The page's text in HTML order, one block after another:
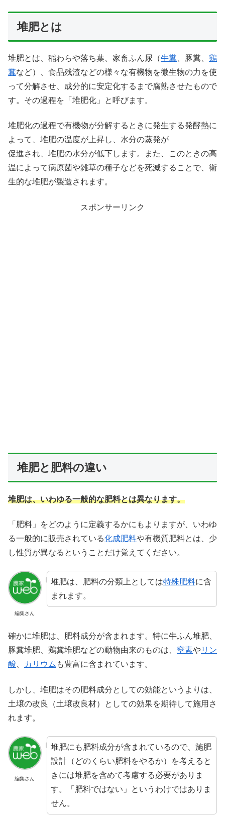
堆肥とは
堆肥とは、稲わらや落ち葉、家畜ふん尿（牛糞 、豚糞、 鶏
糞など）、食品残渣などの様々な有機物を微生物の力を使
って分解させ、成分的に安定化するまで腐熟させたもので
す。その過程を「堆肥化」と呼びます。
堆肥化の過程で有機物が分解するときに発生する発酵熱に
よって、堆肥の温度が上昇し、水分の蒸発が
促進され、堆肥の水分が低下します。また、このときの高
温によって病原菌や雑草の種子などを死滅することで、衛
生的な堆肥が製造されます。
スポンサーリンク
堆肥と肥料の違い
堆肥は、いわゆる一般的な肥料とは異なります。
「肥料」をどのように定義するかにもよりますが、いわゆ
る一般的に販売されている化成肥料や有機質肥料とは、少
し性質が異なるということだけ覚えてください。
編集さん
堆肥は、肥料の分類上としては特殊肥料に含
まれます。
確かに堆肥は、肥料成分が含まれます。特に牛ふん堆肥、
豚糞堆肥、鶏糞堆肥などの動物由来のものは、 窒素やリン
酸
カリウム も豊富に含まれています。
しかし、堆肥はその肥料成分としての効能というよりは、
土壌の改良（土壌改良材）としての効果を期待して施用さ
れます。
編集さん
堆肥にも肥料成分が含まれているので、施肥
設計（どのくらい肥料をやるか）を考えると
きには堆肥を含めて考慮する必要がありま
す。「肥料ではない」というわけではありま
せん。